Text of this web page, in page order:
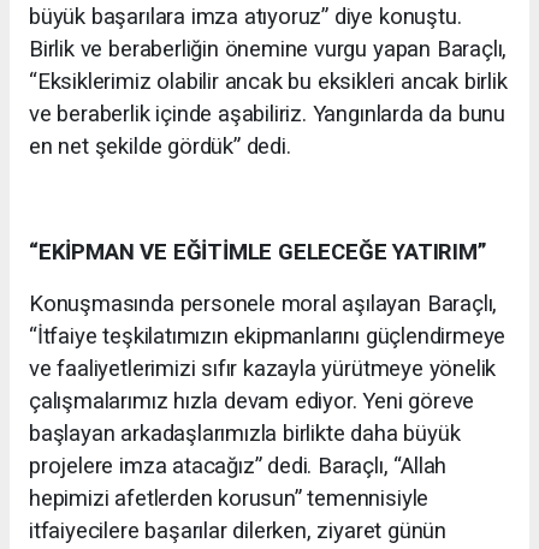
büyük başarılara imza atıyoruz” diye konuştu.
Birlik ve beraberliğin önemine vurgu yapan Baraçlı,
“Eksiklerimiz olabilir ancak bu eksikleri ancak birlik
ve beraberlik içinde aşabiliriz. Yangınlarda da bunu
en net şekilde gördük” dedi.
“EKİPMAN VE EĞİTİMLE GELECEĞE YATIRIM”
Konuşmasında personele moral aşılayan Baraçlı,
“İtfaiye teşkilatımızın ekipmanlarını güçlendirmeye
ve faaliyetlerimizi sıfır kazayla yürütmeye yönelik
çalışmalarımız hızla devam ediyor. Yeni göreve
başlayan arkadaşlarımızla birlikte daha büyük
projelere imza atacağız” dedi. Baraçlı, “Allah
hepimizi afetlerden korusun” temennisiyle
itfaiyecilere başarılar dilerken, ziyaret günün